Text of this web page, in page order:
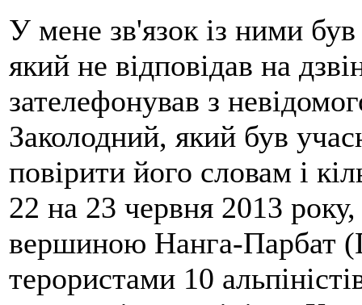
У мене зв'язок із ними
який не відповідав на
зателефонував з
Заколодний, який був
повірити його словам і
22 на 23 червня 2013
вершиною Нанга-Парбат
терористами 10